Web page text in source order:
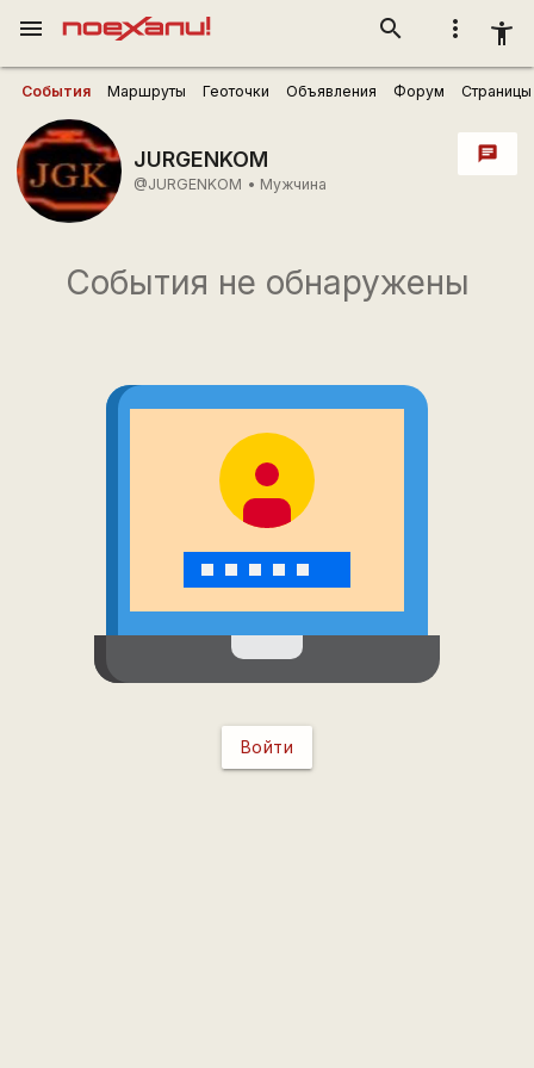
more_vert accessibility_new
search
menu
События Маршруты Геоточки Объявления Форум Страницы
JURGENKOM
@JURGENKOM • Мужчина
chat
События не обнаружены
Войти